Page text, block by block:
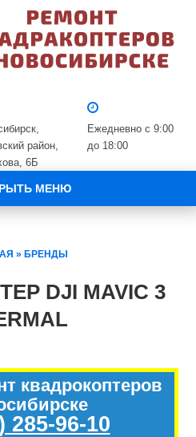
Ежедневно с 9:00
до 18:00
район,
6Б
МЕНЮ
» БРЕНДЫ
DJI MAVIC 3
квадрокоптеров
285-96-10